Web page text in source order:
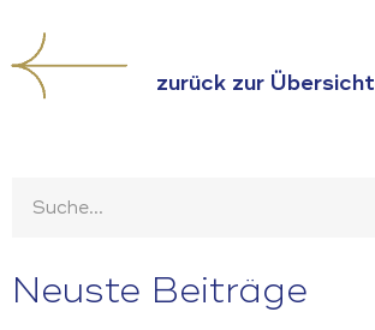
zurück zur Übersicht
Neuste Beiträge